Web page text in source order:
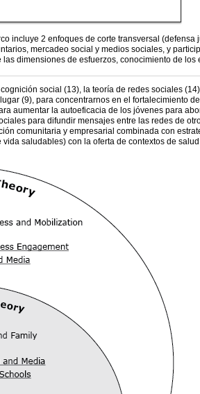
incluye 2 enfoques de corte transversal
mercadeo social y medios sociales, y
dimensiones de esfuerzos, conocimiento de
social (13), la teoría de redes sociales
(9), para concentrarnos en el fortalecimiento
aumentar la autoeficacia de los jóvenes para
para difundir mensajes entre las redes de
comunitaria y empresarial combinada con
saludables) con la oferta de contextos de